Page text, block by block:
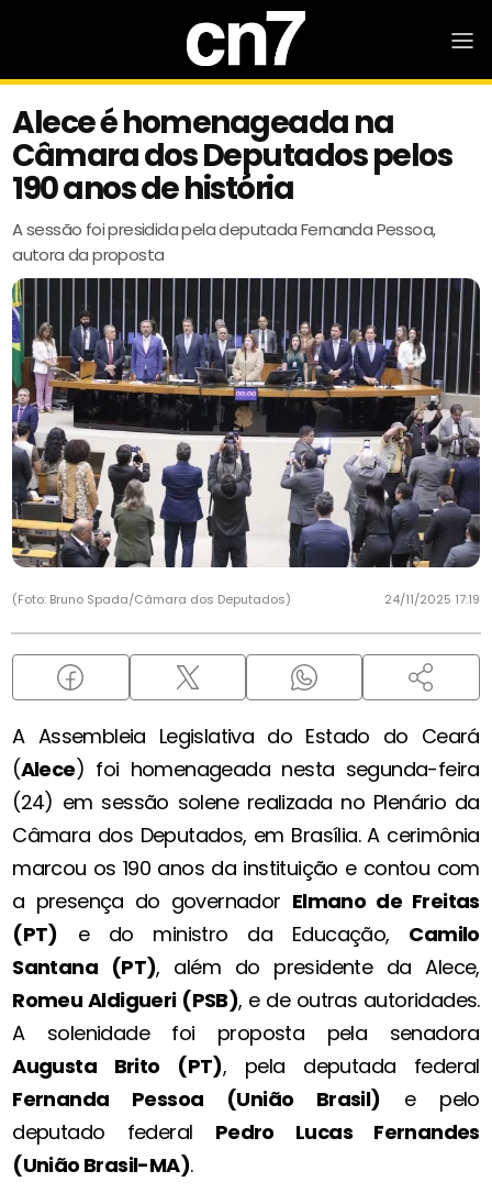
Alece é homenageada na
Câmara dos Deputados pelos
190 anos de história
A sessão foi presidida pela deputada Fernanda Pessoa,
autora da proposta
(Foto: Bruno Spada/Câmara dos Deputados) 24/11/2025 17:19
A Assembleia Legislativa do Estado do Ceará
(Alece) foi homenageada nesta segunda-feira
(24) em sessão solene realizada no Plenário da
Câmara dos Deputados, em Brasília. A cerimônia
marcou os 190 anos da instituição e contou com
a presença do governador Elmano de Freitas
(PT) e do ministro da Educação, Camilo
Santana (PT), além do presidente da Alece,
Romeu Aldigueri (PSB), e de outras autoridades.
A solenidade foi proposta pela senadora
Augusta Brito (PT), pela deputada federal
Fernanda Pessoa (União Brasil) e pelo
deputado federal Pedro Lucas Fernandes
(União Brasil-MA).